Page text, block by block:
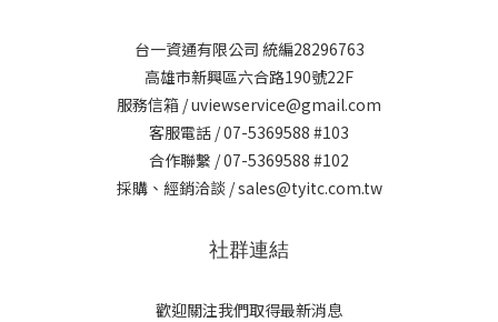
台一資通有限公司 統編28296763
高雄市新興區六合路190號22F
服務信箱 / uviewservice@gmail.com
客服電話 / 07-5369588 #103
合作聯繫 / 07-5369588 #102
採購、經銷洽談 / sales@tyitc.com.tw
社群連結
歡迎關注我們取得最新消息